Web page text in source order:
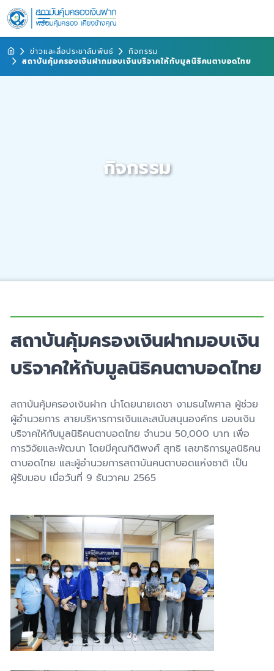
ข่าวและสื่อประชาสัมพันธ์
กิจกรรม
สถาบันคุ้มครองเงินฝากมอบเงินบริจาคให้กับมูลนิธิคนตาบอดไทย
กิจกรรม
สถาบันคุ้มครองเงินฝากมอบเงิน
บริจาคให้กับมูลนิธิคนตาบอดไทย
สถาบันคุ้มครองเงินฝาก นำโดยนายเดชา งามธนไพศาล ผู้ช่วย
ผู้อำนวยการ สายบริหารการเงินและสนับสนุนองค์กร มอบเงิน
บริจาคให้กับมูลนิธิคนตาบอดไทย จำนวน 50,000 บาท เพื่อ
การวิจัยและพัฒนา โดยมีคุณกิติพงศ์ สุทธิ เลขาธิการมูลนิธิคน
ตาบอดไทย และผู้อำนวยการสถาบันคนตาบอดแห่งชาติ เป็น
ผู้รับมอบ เมื่อวันที่ 9 ธันวาคม 2565